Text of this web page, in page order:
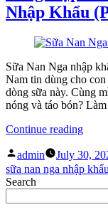
xanh
nắp
vàng
khác
nhau
Nhập Khẩu
Sữa Nan Nga nhập
Nam tin dùng cho
dòng sữa này. Cùng
nóng và táo bón?
Continue reading“
Kinh
Sữa
Nan
Posted
by
admin July 30,
sữa nan nga nhập khẩu
Search